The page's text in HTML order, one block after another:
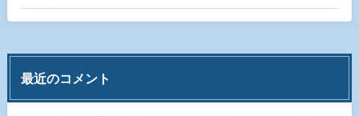
最近のコメント